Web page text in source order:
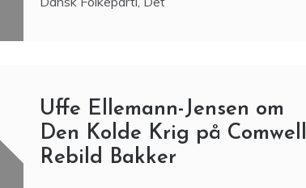
Uffe Ellemann-Jensen om
Den Kolde Krig på Comwell
Rebild Bakker